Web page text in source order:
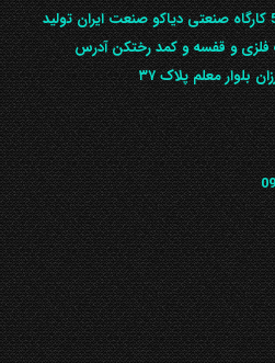
تهران شهریار کوی گلستان پلاک 55 کارگاه صنعتی دیاکو صنعت ایران تولید
فلزی و قفسه و کمد رختکن آدرس
معلم پلاک ۳۷